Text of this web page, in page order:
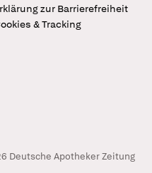
zur Barrierefreiheit
& Tracking
Deutsche Apotheker Zeitung